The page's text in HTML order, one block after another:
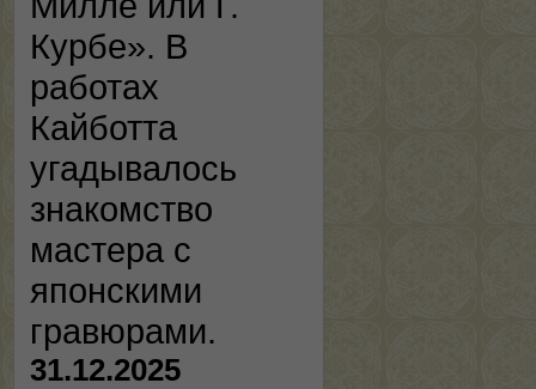
Курбе». В
работах
Кайботта
угадывалось
знакомство
мастера с
японскими
гравюрами.
31.12.2025